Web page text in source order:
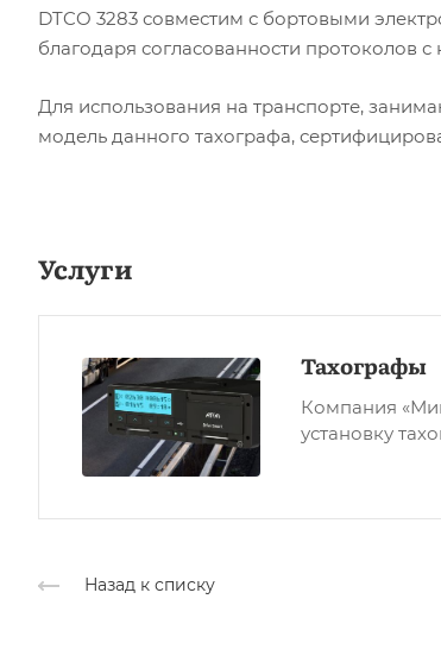
DTCO 3283 совместим с бортовыми
благодаря согласованности
Для использования на транспорте,
модель данного тахографа,
Услуги
Тахографы
Компания
установку
Назад к списку